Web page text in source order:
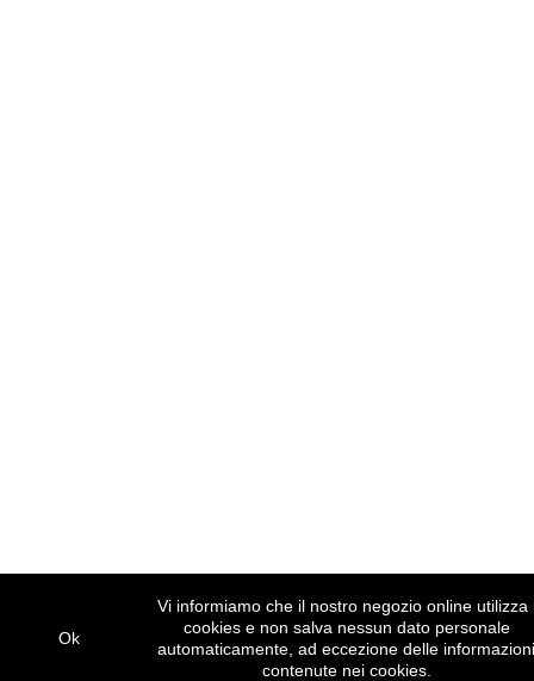
Ok
Vi informiamo che il nostro negozio online utilizza
cookies e non salva nessun dato personale
automaticamente, ad eccezione delle informazioni
contenute nei cookies.